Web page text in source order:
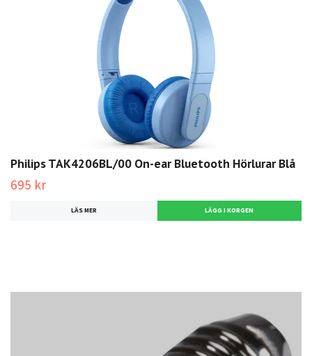
Philips TAK4206BL/00 On-ear Bluetooth Hörlurar Blå
695 kr
LÄS MER